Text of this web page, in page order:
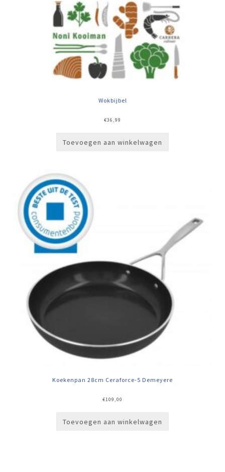
Wokbijbel
€36,99
Toevoegen aan winkelwagen
Koekenpan 28cm Ceraforce-5 Demeyere
€109,00
Toevoegen aan winkelwagen